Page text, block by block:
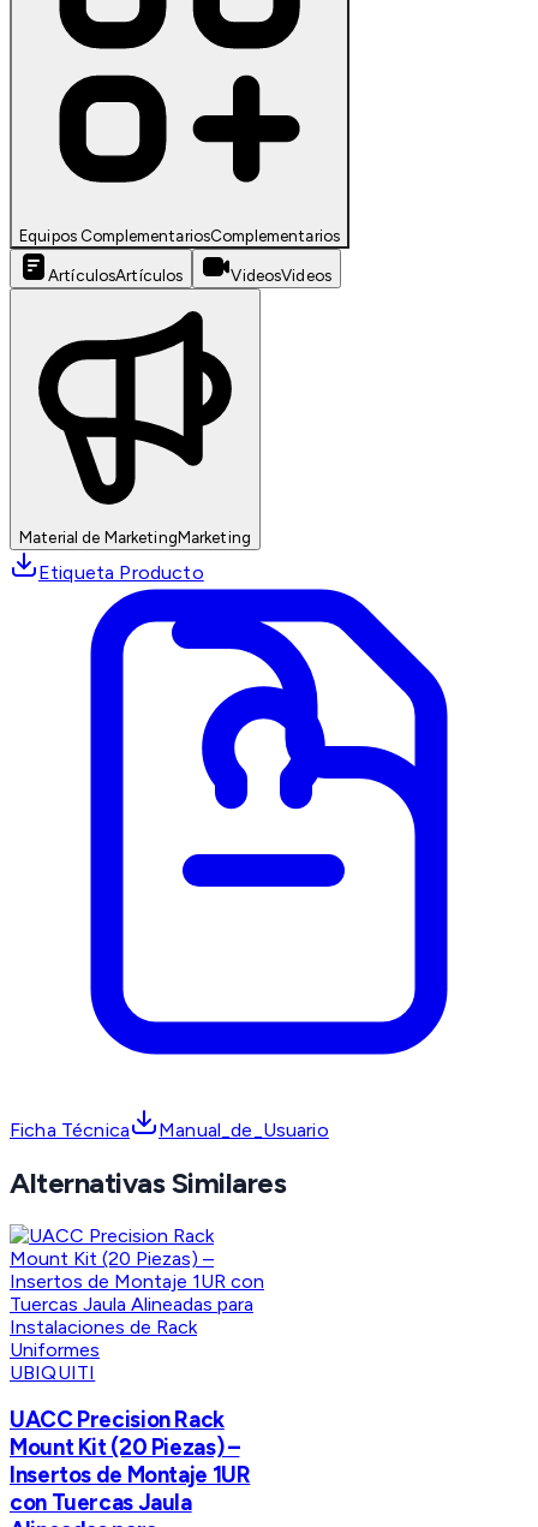
Equipos ComplementariosComplementarios
ArtículosArtículos VideosVideos
Material de MarketingMarketing
Etiqueta Producto
Ficha Técnica Manual_de_Usuario
Alternativas Similares
UBIQUITI
UACC Precision Rack
Mount Kit (20 Piezas) –
Insertos de Montaje 1UR
con Tuercas Jaula